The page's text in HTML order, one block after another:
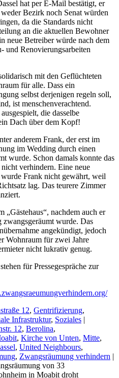
hat per E-Mail bestätigt, er
Bezirk noch Senat würden
da die Standards nicht
an die aktuellen Bewohner
neue Betreiber würde nach dem
und Renovierungsarbeiten
mit den Geflüchteten
für alle. Dass ein
selbst derjenigen regeln soll,
ist menschenverachtend.
die dasselbe
Dach über dem Kopf!
anderem Frank, der erst im
im Wedding durch einen
wurde. Schon damals konnte das
verhindern. Eine neue
Frank nicht gewährt, weil
lag. Das teurere Zimmer
nachdem auch er
zwangsgeräumt wurde. Das
angekündigt, jedoch
Wohnraum für zwei Jahre
nicht lukrativ genug.
für Pressegespräche zur
12, Gentrifizierung,
Infrastruktur, Soziales |
12, Berolina,
, Kirche von Unten, Mitte,
, United Neighbours,
, Zwangsräumung verhindern |
von 33
in Moabit droht